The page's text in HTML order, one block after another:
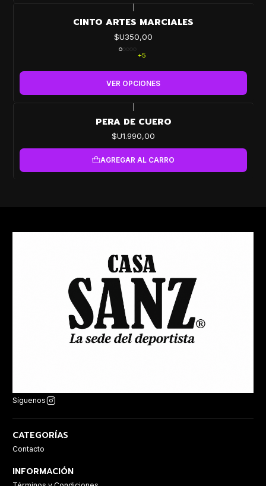
CINTO ARTES MARCIALES
$U350,00
+5
VER OPCIONES
PERA DE CUERO
$U1.990,00
AGREGAR AL CARRO
Síguenos
CATEGORÍAS
Contacto
INFORMACIÓN